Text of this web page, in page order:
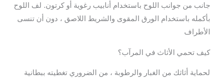
جانب من جوانب اللوح باستخدام أنابيب رغوية أو كرتون. لف اللوح
بأكمله باستخدام الورق المقوى والشريط اللاصق ، دون أن تنسى
الأطراف
كيف تحمي الأثاث في المرآب؟
لحماية أثاثك من الغبار والرطوبة ، من الضروري تغطيته ببطانية